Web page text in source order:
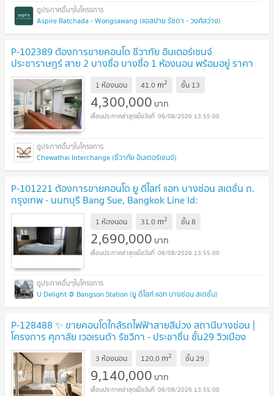
Aspire Ratchada - Wongsawang (แอสปาย รัชดา - วงศ์สว่าง)
P-102389 ต้องการขายคอนโด ชีวาทัย อินเตอร์เชนจ์
ประชาราษฎร์ สาย 2 บางซื่อ บางซื่อ 1 ห้องนอน พร้อมอยู่ ราคา
ถูก
1 ห้องนอน 41.0 m2 ชั้น 13
4,300,000 บาท
06/08/2026 13:55:00
Chewathai Interchange (ชีวาทัย อินเตอร์เชนจ์)
P-101221 ต้องการขายคอนโด ยู ดีไลท์ แอท บางซ่อน สเตชั่น ถ.
กรุงเทพ - นนทบุรี Bang Sue, Bangkok Line Id:
@easythaihome 085-592-2897
1 ห้องนอน 31.0 m2 ชั้น8
2,690,000 บาท
06/08/2026 13:55:00
U Delight @ Bangson Station (ยู ดีไลท์ แอท บางซ่อน สเตชั่น)
P-128488 ✨ ขายคอนโดใกล้รถไฟฟ้าสายสีม่วง สถานีบางซ่อน |
โครงการ ศุภาลัย เวอเรนด้า รัชวิภา - ประชาชื่น ชั้น29 วิวเมือง
Line: @easythaihome 085-592-2897
3 ห้องนอน 120.0 m2 ชั้น29
9,140,000 บาท
06/08/2026 13:55:00